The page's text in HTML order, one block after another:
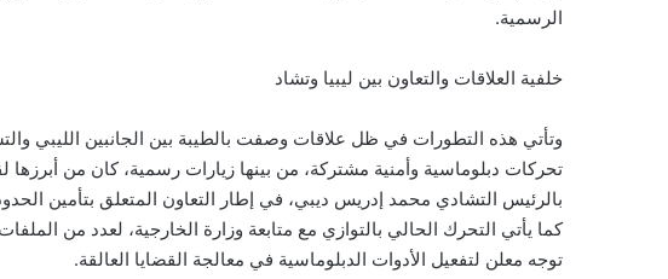
الرسمية.
خلفية العلاقات والتعاون بين ليبيا وتشاد
وتأتي هذه التطورات في ظل علاقات وصفت بالطيبة بين الجانبين الليبي
تحركات دبلوماسية وأمنية مشتركة، من بينها زيارات رسمية، كان من أبرزها
بالرئيس التشادي محمد إدريس ديبي، في إطار التعاون المتعلق بتأمين
كما يأتي التحرك الحالي بالتوازي مع متابعة وزارة الخارجية، لعدد من
توجه معلن لتفعيل الأدوات الدبلوماسية في معالجة القضايا العالقة.